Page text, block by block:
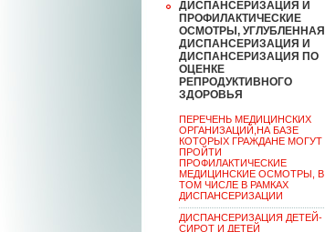
ДИСПАНСЕРИЗАЦИЯ И
ПРОФИЛАКТИЧЕСКИЕ
ОСМОТРЫ, УГЛУБЛЕННАЯ
ДИСПАНСЕРИЗАЦИЯ И
ДИСПАНСЕРИЗАЦИЯ ПО
ОЦЕНКЕ
РЕПРОДУКТИВНОГО
ЗДОРОВЬЯ
ПЕРЕЧЕНЬ МЕДИЦИНСКИХ
ОРГАНИЗАЦИЙ,НА БАЗЕ
КОТОРЫХ ГРАЖДАНЕ МОГУТ
ПРОЙТИ
ПРОФИЛАКТИЧЕСКИЕ
МЕДИЦИНСКИЕ ОСМОТРЫ, В
ТОМ ЧИСЛЕ В РАМКАХ
ДИСПАНСЕРИЗАЦИИ
ДИСПАНСЕРИЗАЦИЯ ДЕТЕЙ-
СИРОТ И ДЕТЕЙ